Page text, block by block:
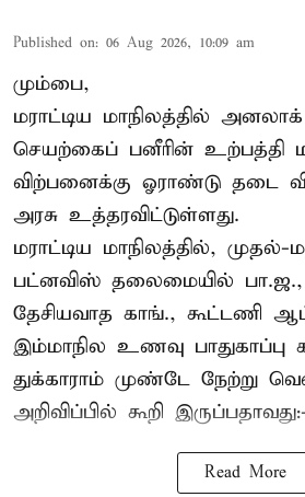
Published on: 06 Aug 2026, 10:09 am
மும்பை,
மராட்டிய மாநிலத்தில்
செயற்கைப் பனீரின் உற்பத்தி
விற்பனைக்கு ஓராண்டு தடை
அரசு உத்தரவிட்டுள்ளது.
மராட்டிய மாநிலத்தில், முதல்-
பட்னவிஸ் தலைமையில் பா.ஜ., –
தேசியவாத காங்., கூட்டணி
இம்மாநில உணவு பாதுகாப்பு
துக்காராம் முண்டே நேற்று
அறிவிப்பில் கூறி
Read More